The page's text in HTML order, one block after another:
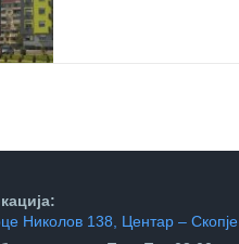
Николов 138, Центар – Скопје